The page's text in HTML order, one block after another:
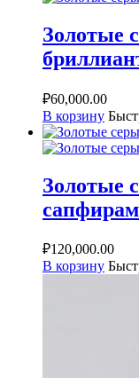
Золотые
₽60,000.00
В корзину
Золотые
₽120,000.00
В корзину